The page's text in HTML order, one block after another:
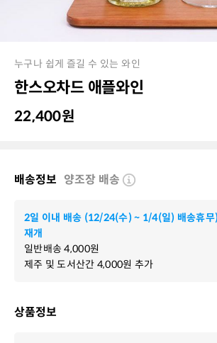
누구나 쉽게 즐길 수 있는 와인
한스오차드 애플와인
22,400원
상품정보
배송정보 양조장 배송
2일 이내 배송 (12/24(수) ~ 1/4(일) 배송휴
재개
일반배송4,000원
제주 및 도서산간 4,000원 추가